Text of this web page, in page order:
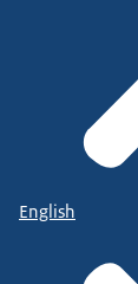
English